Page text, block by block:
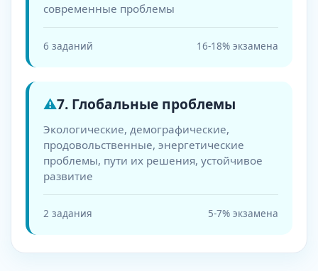
современные проблемы
6 заданий 16-18% экзамена
⚠️7. Глобальные проблемы
Экологические, демографические,
продовольственные, энергетические
проблемы, пути их решения, устойчивое
развитие
2 задания 5-7% экзамена